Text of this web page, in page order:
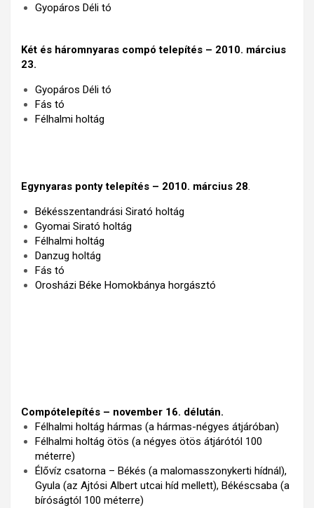
Gyopáros Déli tó
Két és háromnyaras compó telepítés – 2010. március
23.
Gyopáros Déli tó
Fás tó
Félhalmi holtág
Egynyaras ponty telepítés – 2010. március 28.
Békésszentandrási Sirató holtág
Gyomai Sirató holtág
Félhalmi holtág
Danzug holtág
Fás tó
Orosházi Béke Homokbánya horgásztó
Compótelepítés – november 16. délután.
Félhalmi holtág hármas (a hármas-négyes átjáróban)
Félhalmi holtág ötös (a négyes ötös átjárótól 100
méterre)
Élővíz csatorna – Békés (a malomasszonykerti hídnál),
Gyula (az Ajtósi Albert utcai híd mellett), Békéscsaba (a
bíróságtól 100 méterre)